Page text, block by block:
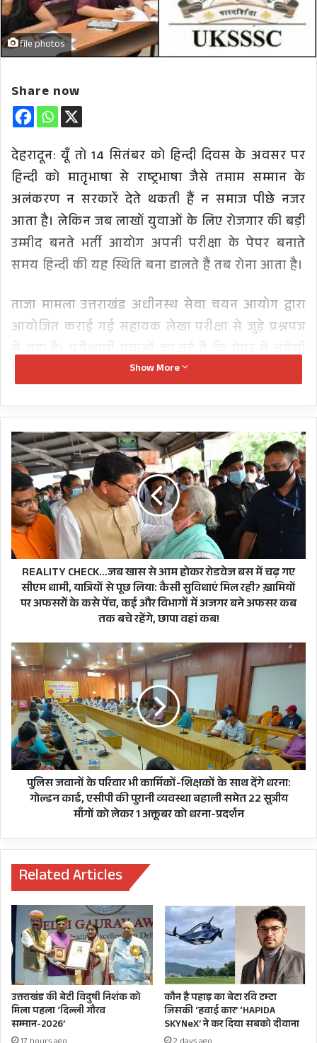
file photos
Share now
देहरादून: यूँ तो 14 सितंबर को हिन्दी दिवस के अवसर पर
हिन्दी को मातृभाषा से राष्ट्रभाषा जैसे तमाम सम्मान के
अलंकरण न सरकारें देते थकती हैं न समाज पीछे नजर
आता है। लेकिन जब लाखों युवाओं के लिए रोजगार की बड़ी
उम्मीद बनते भर्ती आयोग अपनी परीक्षा के पेपर बनाते
समय हिन्दी की यह स्थिति बना डालते हैं तब रोना आता है।
ताजा मामला उत्तराखंड अधीनस्थ सेवा चयन आयोग द्वारा
आयोजित कराई गई सहायक लेखा परीक्षा से जुड़े प्रश्नपत्र
से जुड़ा है। परीक्षार्थी युवाओं का दर्द है कि पेपर में अंग्रेज़ी
के सवाल तो ठीक थे लेकिन जब इन्हीं सवालों का हिन्दी
ऐसी त्रुटियाँ सामने आई हैं कि उम्मीदवार सिर पकड़ कर
बैठ गए और अब पेपर की इन त्रुटियों पर गंभीर सवाल खड़े
कर रहे हैं।
आयोग के पेपर में अंग्रेज़ी से हिन्दी
अनुवाद का ये नमूना पढ़ेंगे तो आप भी
हिल उठेंगे
सोशल मीडिया में पेपर के सवाल डालकर
उम्मीदवार पूछ रहे आखिर ऐसा क्यों हुआ
हिन्दी माध्यम वालों के साथ
मीडिया में अधीनस्थ सेवा चयन आयोग के सचिव संतोष
बडोनी का कहना है कि त्रुटि संबंधी कुछ प्रश्नों के मामले में
आयोग ने उम्मीदवारों को आपत्ति दर्ज कराने का समय दिया
है।
जबकि युवा बेरोज़गारों ने अब गूगल ट्रांसलेट से कराए गए
अनुदित प्रश्नपत्र की ख़ामियों का मुद्दा जोर-शोर से उठाना
Show More
REALITY
CHECK…
जब
खास
से
आम
होकर
रोडवेज
बस
चढ़
गए
यात्रियों
से
पूछ
लिया:
कैसी
सुविधाएं
मिल
रही?
ख़ामियों
अफसरोें
पेंच,
कई
और
विभागों
अजगर
बने
अफसर
कब
तक
बचे
रहेंगे,
छापा
वहां
REALITY CHECK…जब खास से आम होकर रोडवेज बस में चढ़ गए
सीएम धामी, यात्रियों से पूछ लिया: कैसी सुविधाएं मिल रही? ख़ामियों
पर अफसरोें के कसे पेंच, कई और विभागों में अजगर बने अफसर कब
तक बचे रहेंगे, छापा वहां कब!
पुलिस
जवानों
के
परिवार
भी
कार्मिकों-
शिक्षकों
के
साथ
धरना:
एसीपी
पुरानी
व्यवस्था
बहाली
समेत
22
सूत्रीय
माँगों
को
लेकर
1
अक्तूबर
को
पुलिस जवानों के परिवार भी कार्मिकों-शिक्षकों के साथ देंगे धरना:
गोल्डन कार्ड, एसीपी की पुरानी व्यवस्था बहाली समेत 22 सूत्रीय
माँगों को लेकर 1 अक्तूबर को धरना-प्रदर्शन
Related Articles
उत्तराखंड की बेटी विदुषी निशंक को
मिला पहला ‘दिल्ली गौरव
सम्मान-2026’
कौन है पहाड़ का बेटा रवि टम्टा
जिसकी ‘हवाई कार’ ‘HAPIDA
SKYNeX’ ने कर दिया सबको दीवाना